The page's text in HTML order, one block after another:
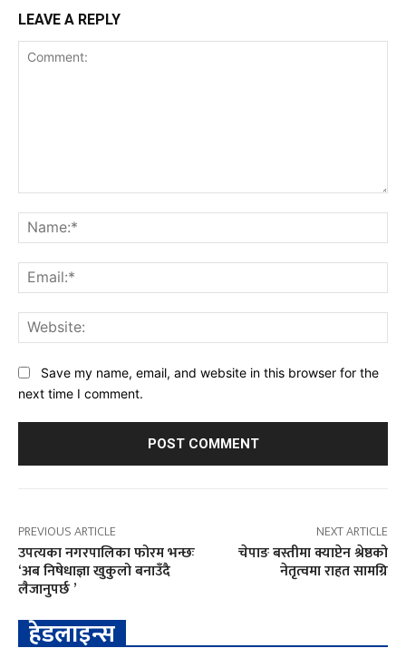
LEAVE A REPLY
Save my name, email, and website in this browser for the
next time I comment.
PREVIOUS ARTICLE
उपत्यका नगरपालिका फोरम भन्छः
‘अब निषेधाज्ञा खुकुलो बनाउँदै
लैजानुपर्छ ’
NEXT ARTICLE
चेपाङ बस्तीमा क्याप्टेन श्रेष्ठको
नेतृत्वमा राहत सामग्रि
हेडलाइन्स